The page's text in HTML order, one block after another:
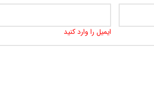
ایمیل را وارد کنید